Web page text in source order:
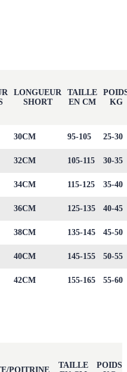
LONGUEUR
SHORT
TAILLE
EN CM
KG
30CM 95-105 25-30
32CM 105-115 30-35
34CM 115-125 35-40
36CM 125-135 40-45
38CM 135-145 45-50
40CM 145-155 50-55
42CM 155-165 55-60
POITRINE
TAILLE
POIDS